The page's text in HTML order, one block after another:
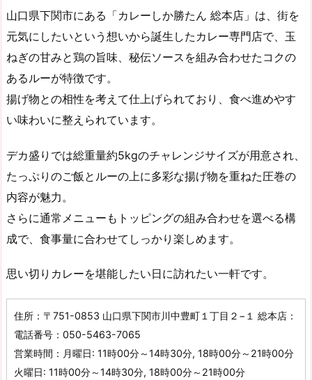
山口県下関市にある「カレーしか勝たん 総本店」は、街を
元気にしたいという想いから誕生したカレー専門店で、玉
ねぎの甘みと鶏の旨味、秘伝ソースを組み合わせたコクの
あるルーが特徴です。
揚げ物との相性を考えて仕上げられており、食べ進めやす
い味わいに整えられています。
デカ盛りでは総重量約5kgのチャレンジサイズが用意され、
たっぷりのご飯とルーの上に多彩な揚げ物を重ねた圧巻の
内容が魅力。
さらに通常メニューもトッピングの組み合わせを選べる構
成で、食事量に合わせてしっかり楽しめます。
思い切りカレーを堪能したい日に訪れたい一軒です。
住所：〒751-0853 山口県下関市川中豊町１丁目２−１ 総本店：
電話番号：050-5463-7065
営業時間：月曜日: 11時00分～14時30分, 18時00分～21時00分
火曜日: 11時00分～14時30分, 18時00分～21時00分